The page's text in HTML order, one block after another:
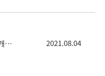
2021년 4차산업혁명 핵심기술개발사업 신규지원 재연장 공고
2021.08.04